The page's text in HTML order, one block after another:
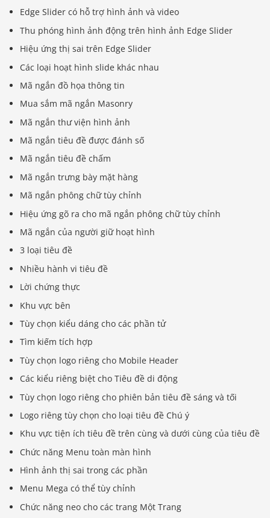
Edge Slider có hỗ trợ hình ảnh và video
Thu phóng hình ảnh động trên hình ảnh Edge Slider
Hiệu ứng thị sai trên Edge Slider
Các loại hoạt hình slide khác nhau
Mã ngắn đồ họa thông tin
Mua sắm mã ngắn Masonry
Mã ngắn thư viện hình ảnh
Mã ngắn tiêu đề được đánh số
Mã ngắn tiêu đề chấm
Mã ngắn trưng bày mặt hàng
Mã ngắn phông chữ tùy chỉnh
Hiệu ứng gõ ra cho mã ngắn phông chữ tùy chỉnh
Mã ngắn của người giữ hoạt hình
3 loại tiêu đề
Nhiều hành vi tiêu đề
Lời chứng thực
Khu vực bên
Tùy chọn kiểu dáng cho các phần tử
Tìm kiếm tích hợp
Tùy chọn logo riêng cho Mobile Header
Các kiểu riêng biệt cho Tiêu đề di động
Tùy chọn logo riêng cho phiên bản tiêu đề sáng và tối
Logo riêng tùy chọn cho loại tiêu đề Chú ý
Khu vực tiện ích tiêu đề trên cùng và dưới cùng của tiêu đề
Chức năng Menu toàn màn hình
Hình ảnh thị sai trong các phần
Menu Mega có thể tùy chỉnh
Chức năng neo cho các trang Một Trang